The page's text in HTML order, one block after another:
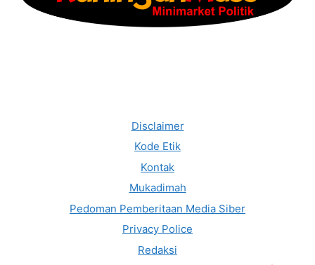
Disclaimer
Kode Etik
Kontak
Mukadimah
Pedoman Pemberitaan Media Siber
Privacy Police
Redaksi